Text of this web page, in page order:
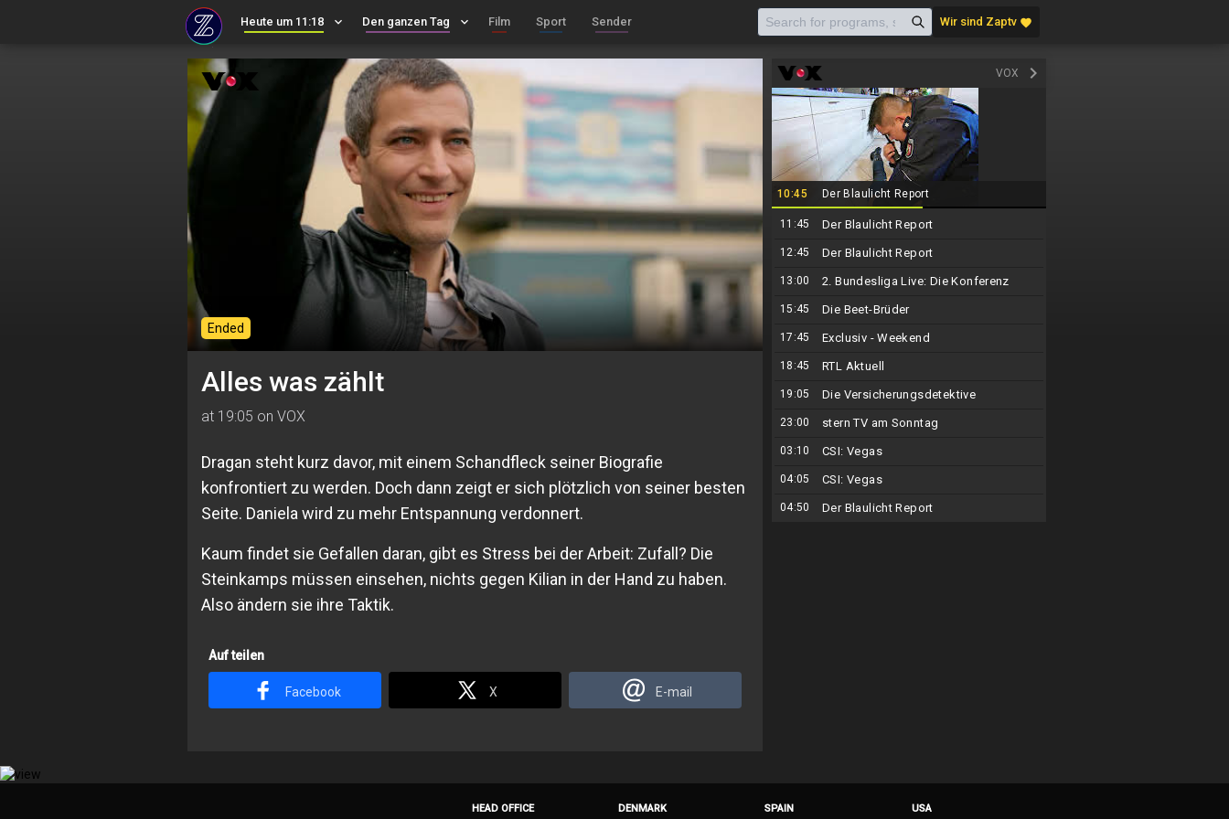
Heute um 11:18 keyboard_arrow_down Den ganzen Tag keyboard_arrow_down Film Sport Sender Wir sind Zaptv favorite
Ended
Alles was zählt
at 19:05 on VOX
Dragan steht kurz davor, mit einem Schandfleck seiner Biografie
konfrontiert zu werden. Doch dann zeigt er sich plötzlich von seiner besten
Seite. Daniela wird zu mehr Entspannung verdonnert.
Kaum findet sie Gefallen daran, gibt es Stress bei der Arbeit: Zufall? Die
Steinkamps müssen einsehen, nichts gegen Kilian in der Hand zu haben.
Also ändern sie ihre Taktik.
Auf teilen
Facebook X E-mail
VOX keyboard_arrow_right
10:45 Der Blaulicht Report
11:45 Der Blaulicht Report
12:45 Der Blaulicht Report
13:00 2. Bundesliga Live: Die Konferenz
15:45 Die Beet-Brüder
17:45 Exclusiv - Weekend
18:45 RTL Aktuell
19:05 Die Versicherungsdetektive
23:00 stern TV am Sonntag
03:10 CSI: Vegas
04:05 CSI: Vegas
04:50 Der Blaulicht Report
HEAD OFFICE DENMARK SPAIN USA